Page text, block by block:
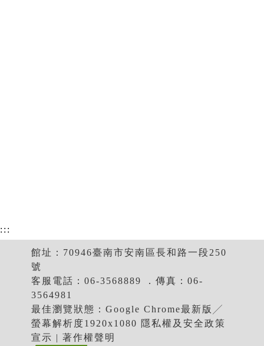
:::
館址：70946臺南市安南區長和路一段250
號
客服電話：06-3568889 ．傳真：06-
3564981
最佳瀏覽狀態：Google Chrome最新版╱
螢幕解析度1920x1080 隱私權及安全政策
宣示 | 著作權聲明